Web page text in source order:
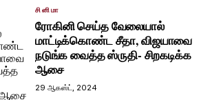
சினிமா
ரோகினி செய்த வேலையால்
மாட்டிக்கொண்ட சீதா, விஜயாவை
நடுங்க வைத்த ஸ்ருதி- சிறகடிக்க
ஆசை
29 ஆகஸ்ட், 2024